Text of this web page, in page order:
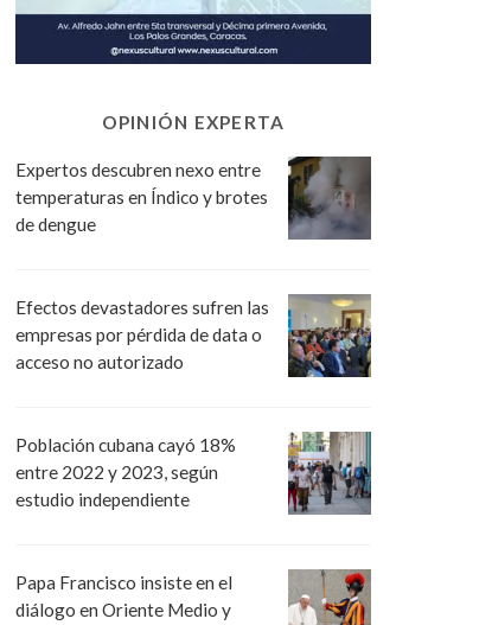
OPINIÓN EXPERTA
Expertos descubren nexo entre
temperaturas en Índico y brotes
de dengue
Efectos devastadores sufren las
empresas por pérdida de data o
acceso no autorizado
Población cubana cayó 18%
entre 2022 y 2023, según
estudio independiente
Papa Francisco insiste en el
diálogo en Oriente Medio y